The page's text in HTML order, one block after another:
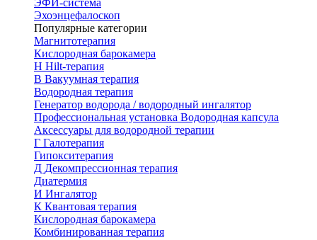
ЭФИ-система
Эхоэнцефалоскоп
Популярные категории
Магнитотерапия
Кислородная барокамера
H Hilt-терапия
В Вакуумная терапия
Водородная терапия
Генератор водорода / водородный ингалятор
Профессиональная установка Водородная капсула
Аксессуары для водородной терапии
Г Галотерапия
Гипокситерапия
Д Декомпрессионная терапия
Диатермия
И Ингалятор
К Квантовая терапия
Кислородная барокамера
Комбинированная терапия